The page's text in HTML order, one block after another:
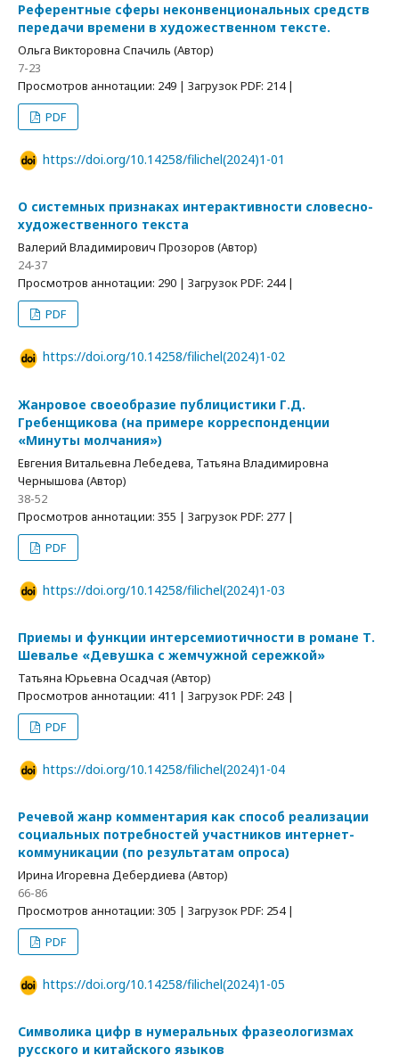
Референтные сферы неконвенциональных средств
передачи времени в художественном тексте.
Ольга Викторовна Спачиль (Автор)
7-23
Просмотров аннотации: 249 | Загрузок PDF: 214 |
PDF
https://doi.org/10.14258/filichel(2024)1-01
О системных признаках интерактивности словесно-
художественного текста
Валерий Владимирович Прозоров (Автор)
24-37
Просмотров аннотации: 290 | Загрузок PDF: 244 |
PDF
https://doi.org/10.14258/filichel(2024)1-02
Жанровое своеобразие публицистики Г.Д.
Гребенщикова (на примере корреспонденции
«Минуты молчания»)
Евгения Витальевна Лебедева, Татьяна Владимировна
Чернышова (Автор)
38-52
Просмотров аннотации: 355 | Загрузок PDF: 277 |
PDF
https://doi.org/10.14258/filichel(2024)1-03
Приемы и функции интерсемиотичности в романе Т.
Шевалье «Девушка с жемчужной сережкой»
Татьяна Юрьевна Осадчая (Автор)
Просмотров аннотации: 411 | Загрузок PDF: 243 |
PDF
https://doi.org/10.14258/filichel(2024)1-04
Речевой жанр комментария как способ реализации
социальных потребностей участников интернет-
коммуникации (по результатам опроса)
Ирина Игоревна Дебердиева (Автор)
66-86
Просмотров аннотации: 305 | Загрузок PDF: 254 |
PDF
https://doi.org/10.14258/filichel(2024)1-05
Символика цифр в нумеральных фразеологизмах
русского и китайского языков